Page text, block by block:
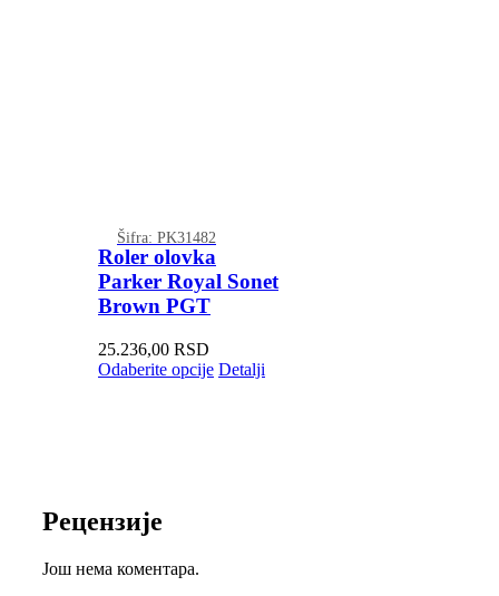
Šifra: PK31482
Roler olovka
Parker Royal Sonet
Brown PGT
25.236,00 RSD
Odaberite opcije Detalji
Рецензије
Још нема коментара.